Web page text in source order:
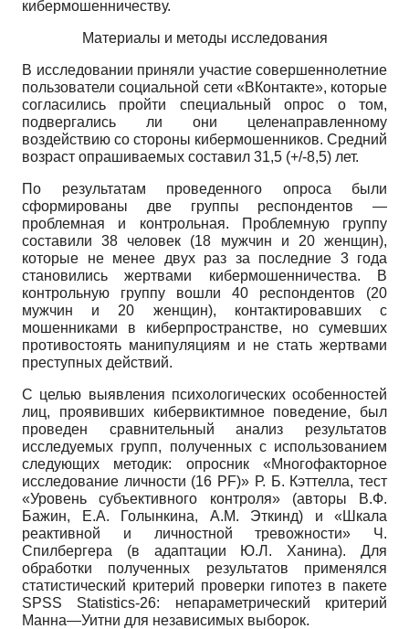
кибермошенничеству.
Материалы и методы исследования
В исследовании приняли участие совершеннолетние
пользователи социальной сети «ВКонтакте», которые
согласились пройти специальный опрос о том,
подвергались ли они целенаправленному
воздействию со стороны кибермошенников. Средний
возраст опрашиваемых составил 31,5 (+/-8,5) лет.
По результатам проведенного опроса были
сформированы две группы респондентов —
проблемная и контрольная. Проблемную группу
составили 38 человек (18 мужчин и 20 женщин),
которые не менее двух раз за последние 3 года
становились жертвами кибермошенничества. В
контрольную группу вошли 40 респондентов (20
мужчин и 20 женщин), контактировавших с
мошенниками в киберпространстве, но сумевших
противостоять манипуляциям и не стать жертвами
преступных действий.
С целью выявления психологических особенностей
лиц, проявивших кибервиктимное поведение, был
проведен сравнительный анализ результатов
исследуемых групп, полученных с использованием
следующих методик: опросник «Многофакторное
исследование личности (16 PF)» Р. Б. Кэттелла, тест
«Уровень субъективного контроля» (авторы В.Ф.
Бажин, Е.А. Голынкина, А.М. Эткинд) и «Шкала
реактивной и личностной тревожности» Ч.
Спилбергера (в адаптации Ю.Л. Ханина). Для
обработки полученных результатов применялся
статистический критерий проверки гипотез в пакете
SPSS Statistics-26: непараметрический критерий
Манна—Уитни для независимых выборок.